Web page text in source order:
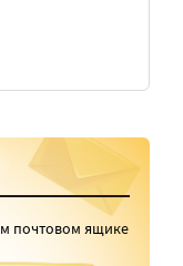
почтовом ящике